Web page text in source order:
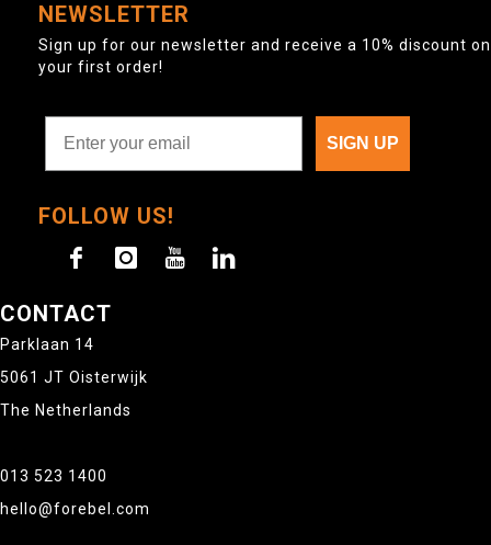
NEWSLETTER
Sign up for our newsletter and receive a 10% discount on
your first order!
SIGN UP
FOLLOW US!
CONTACT
Parklaan 14
5061 JT Oisterwijk
The Netherlands
013 523 1400
hello@forebel.com